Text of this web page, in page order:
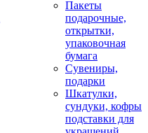
Пакеты
подарочные,
открытки,
упаковочная
бумага
Сувениры,
подарки
Шкатулки,
сундуки, кофры
подставки для